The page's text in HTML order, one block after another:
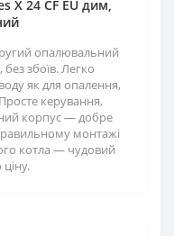
X 24 CF EU дим,
опалювальний
збоїв. Легко
як для опалення,
керування,
корпус — добре
монтажі
котла — чудовий